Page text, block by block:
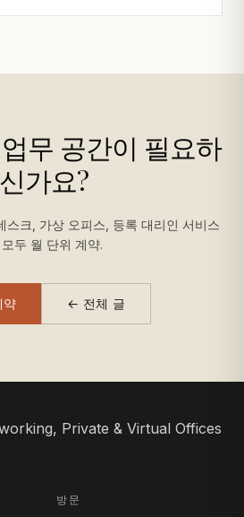
무 공간이 필요하
신가요?
스크, 가상 오피스, 등록 대리인 서비스
두 월 단위 계약.
약 ← 전체 글
방문